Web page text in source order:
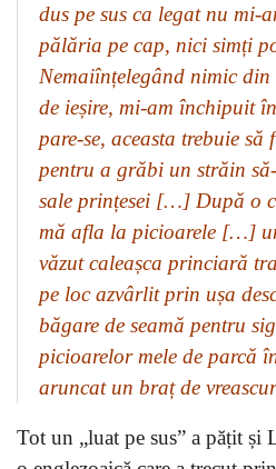
dus pe sus ca legat nu mi-
pălăria pe cap, nici simți
Nemaiînțelegând nimic
de ieșire, mi-am închipuit
pare-se, aceasta trebuie să
pentru a grăbi un străin
sale prințesei […] După o
mă afla la picioarele […]
văzut caleașca princiară
pe loc azvârlit prin ușa
băgare de seamă pentru
picioarelor mele de parcă
aruncat un braț de
Tot un „luat pe sus” a pățit și